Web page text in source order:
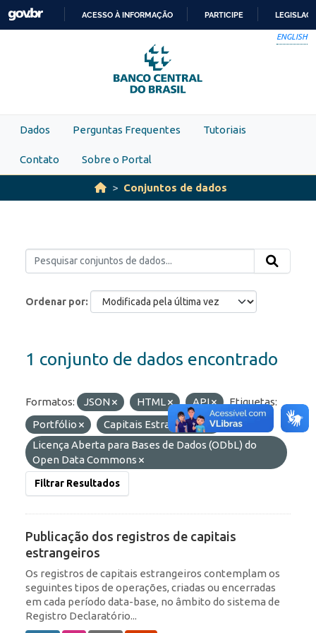
Skip to main content
PARA
O
CONTEÚDO
ACESSO À INFORMAÇÃO PARTICIPE
ENGLISH
Dados Perguntas Frequentes Tutoriais
Contato Sobre o Portal
Conjuntos de dados
Ordenar por
1 conjunto de dados encontrado
Formatos: JSON HTML API
Etiquetas:
Portfólio
Capitais Estrangeiros
Licenças:
Licença Aberta para Bases de Dados (ODbL) do
Open Data Commons
Filtrar Resultados
Publicação dos registros de capitais
estrangeiros
Os registros de capitais estrangeiros contemplam os
seguintes tipos de operações, criadas ou encerradas
em cada período data-base, no âmbito do sistema de
Registro Declaratório...